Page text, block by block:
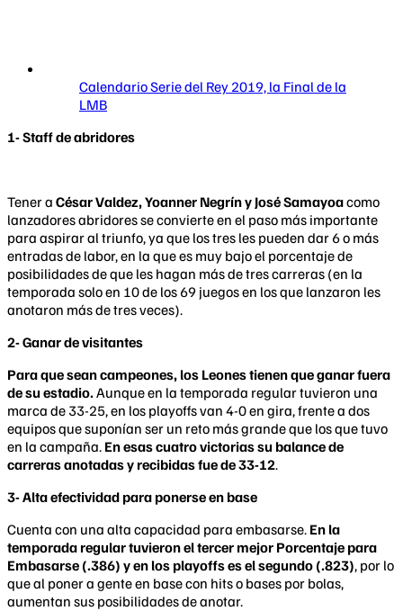
Calendario Serie del Rey 2019, la Final de la
LMB
1- Staff de abridores
Tener a César Valdez, Yoanner Negrín y José Samayoacomo
lanzadores abridores se convierte en el paso más importante
para aspirar al triunfo, ya que los tres les pueden dar 6 o más
entradas de labor, en la que es muy bajo el porcentaje de
posibilidades de que les hagan más de tres carreras (en la
temporada solo en 10 de los 69 juegos en los que lanzaron les
anotaron más de tres veces).
2- Ganar de visitantes
Para que sean campeones, los Leones tienen que ganar fuera
de su estadio.Aunque en la temporada regular tuvieron una
marca de 33-25, en los playoffs van 4-0 en gira, frente a dos
equipos que suponían ser un reto más grande que los que tuvo
en la campaña. En esas cuatro victorias su balance de
carreras anotadas y recibidas fue de 33-12.
3- Alta efectividad para ponerse en base
Cuenta con una alta capacidad para embasarse. En la
temporada regular tuvieron el tercer mejor Porcentaje para
Embasarse (.386) y en los playoffs es el segundo (.823), por lo
que al poner a gente en base con hits o bases por bolas,
aumentan sus posibilidades de anotar.